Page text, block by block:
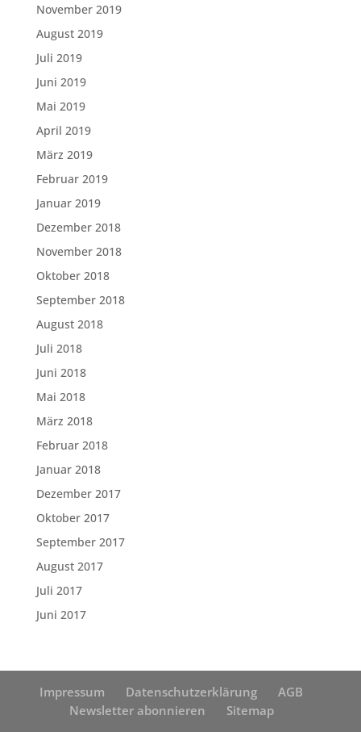
November 2019
August 2019
Juli 2019
Juni 2019
Mai 2019
April 2019
März 2019
Februar 2019
Januar 2019
Dezember 2018
November 2018
Oktober 2018
September 2018
August 2018
Juli 2018
Juni 2018
Mai 2018
März 2018
Februar 2018
Januar 2018
Dezember 2017
Oktober 2017
September 2017
August 2017
Juli 2017
Juni 2017
Impressum Datenschutzerklärung
AGB
Newsletter abonnieren
Sitemap